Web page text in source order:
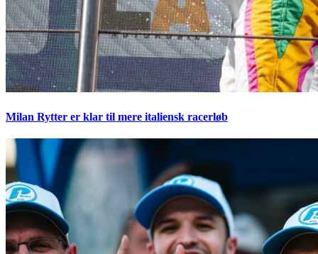
Milan Rytter er klar til mere italiensk racerløb